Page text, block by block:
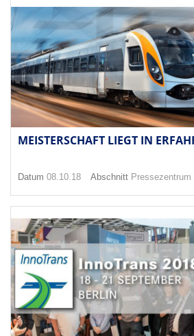
MEISTERSCHAFT LIEGT IN
Datum 08.10.18 Abschnitt Pressezentrum